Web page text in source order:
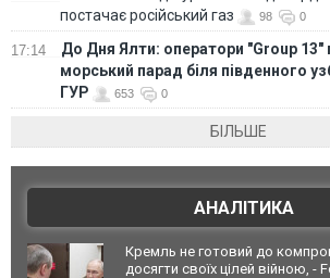
постачає російський газ
98 0
17:14
До Дня Ялти: оператори "Group 13"
морський парад біля південного
ГУР
653 0
БІЛЬШЕ
АНАЛІТИКА
Кремль не готовий до
досягти своїх цілей війною, -